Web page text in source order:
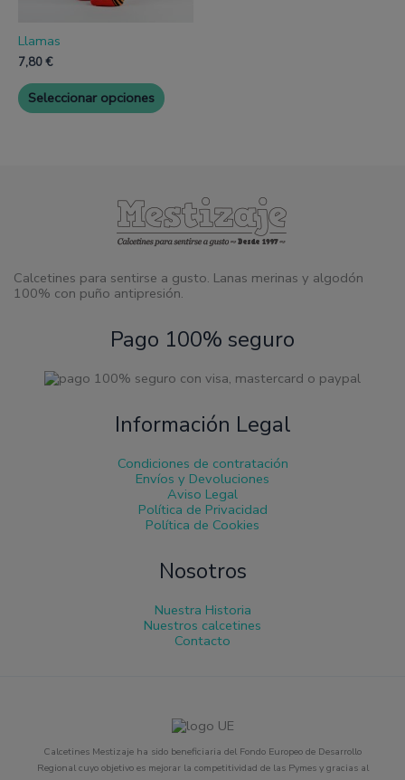
Llamas
7,80€
Seleccionar opciones
Calcetines para sentirse a gusto. Lanas merinas y algodón
100% con puño antipresión.
Pago 100% seguro
Información Legal
Condiciones de contratación
Envíos y Devoluciones
Aviso Legal
Política de Privacidad
Política de Cookies
Nosotros
Nuestra Historia
Nuestros calcetines
Contacto
Calcetines Mestizaje ha sido beneficiaria del Fondo Europeo de Desarrollo
Regional cuyo objetivo es mejorar la competitividad de las Pymes y gracias al